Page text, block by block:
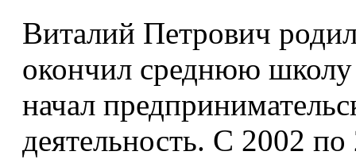
Виталий Петрович
окончил среднюю
начал
деятельность. С 2002